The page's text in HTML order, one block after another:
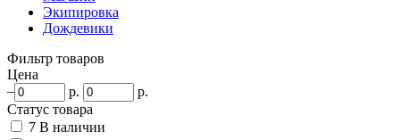
Экипировка
Дождевики
Фильтр товаров
Цена
р.
–
р.
Статус товара
7 В наличии